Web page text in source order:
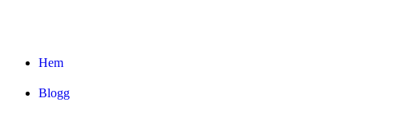
Hem
Blogg